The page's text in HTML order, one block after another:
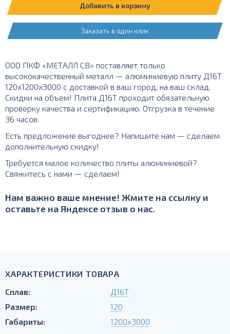
Добавить в корзину
Заказать в один клик
ООО ПКФ «МЕТАЛЛ СВ» поставляет только
высококачественный металл — алюминиевую плиту Д16Т
120х1200х3000 с доставкой в ваш город, на ваш склад.
Скидки на объем! Плита Д16Т проходит обязательную
проверку качества и сертификацию. Отгрузка в течение
36 часов.
Есть предложение выгоднее? Напишите нам — сделаем
дополнительную скидку!
Требуется малое количество плиты алюминиевой?
Свяжитесь с нами — сделаем!
Нам важно ваше мнение! Жмите на ссылку и
оставьте на Яндексе отзыв о нас.
ХАРАКТЕРИСТИКИ ТОВАРА
Сплав:
Д16Т
Размер:
120
Габариты:
1200х3000